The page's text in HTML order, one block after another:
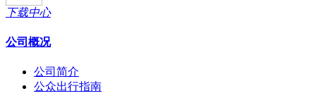
下载中心
公司概况
公司简介
公众出行指南